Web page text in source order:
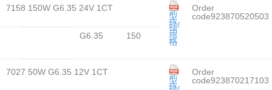
7158 150W G6.35 24V 1CT
型
錄/
規
格
Order
code923870520503
G6.35
150
7027 50W G6.35 12V 1CT
型
Order
code923870217103